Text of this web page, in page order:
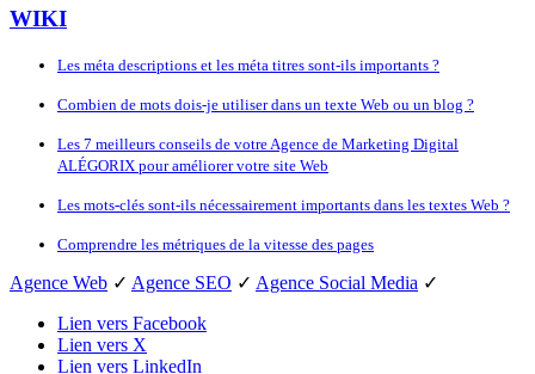
WIKI
Les méta descriptions et les méta titres sont-ils importants ?
Combien de mots dois-je utiliser dans un texte Web ou un blog ?
Les 7 meilleurs conseils de votre Agence de Marketing Digital
ALÉGORIX pour améliorer votre site Web
Les mots-clés sont-ils nécessairement importants dans les textes Web ?
Comprendre les métriques de la vitesse des pages
Agence Web ✓ Agence SEO ✓ Agence Social Media ✓
Lien vers Facebook
Lien vers X
Lien vers LinkedIn